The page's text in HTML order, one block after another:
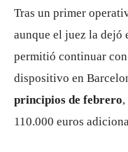
Tras un primer
aunque el juez la dejó
permitió continuar con
dispositivo en
principios de febrero
110.000 euros